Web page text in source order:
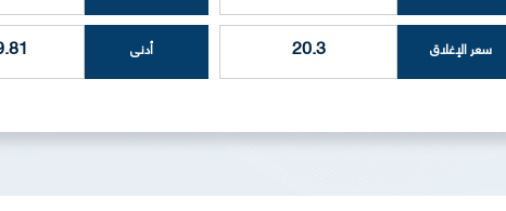
سعر الإغلاق 20.3 أدنى